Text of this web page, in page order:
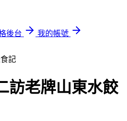
後台
我的帳號
記
訪老牌山東水餃